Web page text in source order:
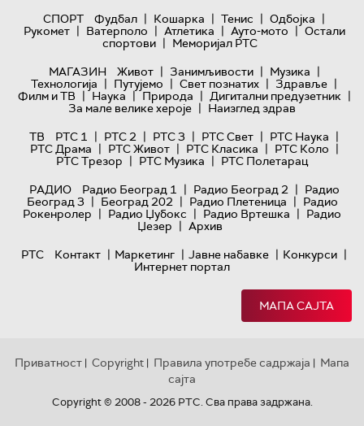
СПОРТ
Фудбал | Кошарка | Тенис | Одбојка |
Рукомет | Ватерполо | Атлетика | Ауто-мото | Остали
спортови | Меморијал РТС
МАГАЗИН
Живот | Занимљивости | Музика |
Технологијa | Путујемо | Свет познатих | Здравље |
Филм и ТВ | Наука | Природа | Дигитални предузетник |
За мале велике хероје | Наизглед здрав
ТВ
РТС 1 | РТС 2 | РТС 3 | РТС Свет | РТС Наука |
РТС Драма | РТС Живот | РТС Класика | РТС Коло |
РТС Трезор | РТС Музика | РТС Полетарац
РАДИО
Радио Београд 1 | Радио Београд 2 | Радио
Београд 3 | Београд 202 | Радио Плетеница | Радио
Рокенролер | Радио Џубокс | Радио Вртешка | Радио
Џезер | Архив
РТС
Контакт | Маркетинг | Јавне набавке | Конкурси |
Интернет портал
МАПА САЈТА
Приватност | Copyright | Правила употребе садржаја | Мапа
сајта
Copyright © 2008 - 2026 РТС. Сва права задржана.